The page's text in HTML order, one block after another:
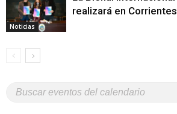
Noticias
realizará en Corrientes